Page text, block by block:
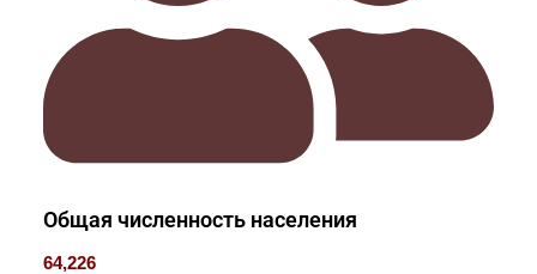
Общая численность населения
64,226